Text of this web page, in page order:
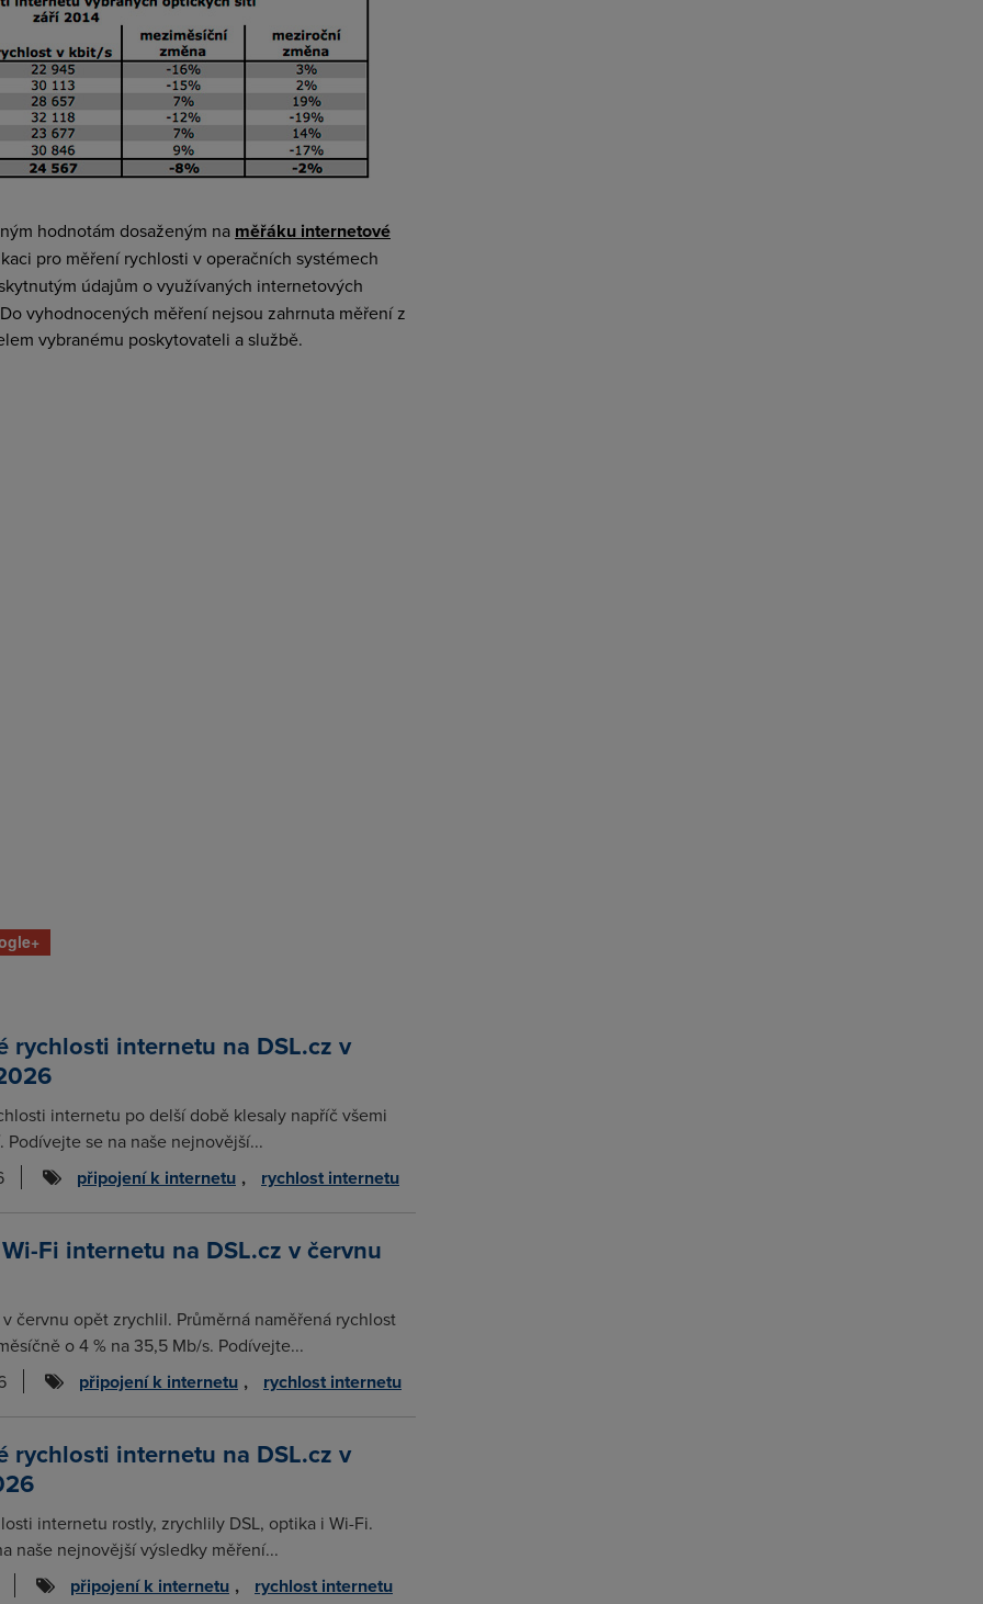
hodnotám dosaženým na měřáku internetové
pro měření rychlosti v operačních systémech
údajům o využívaných internetových
vyhodnocených měření nejsou zahrnuta měření z
vybranému poskytovateli a službě.
rychlosti internetu na DSL.cz v
internetu po delší době klesaly napříč všemi
se na naše nejnovější...
připojení k internetu , rychlost internetu
Fi internetu na DSL.cz v červnu
červnu opět zrychlil. Průměrná naměřená rychlost
o 4 % na 35,5 Mb/s. Podívejte...
připojení k internetu , rychlost internetu
rychlosti internetu na DSL.cz v
internetu rostly, zrychlily DSL, optika i Wi-Fi.
naše nejnovější výsledky měření...
připojení k internetu , rychlost internetu